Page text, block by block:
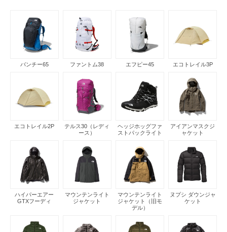
バンチー65 ファントム38 エフピー45 エコトレイル3P
エコトレイル2P
テルス30（レディ
ース）
ヘッジホッグファ
ストパックライト
アイアンマスクジ
ャケット
ハイパーエアー
GTXフーディ
マウンテンライト
ジャケット
マウンテンライト
ジャケット（旧モ
デル）
ヌプシ ダウンジャ
ケット